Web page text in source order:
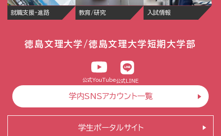
就職支援・進路 教育/研究 入試情報
徳島文理大学/徳島文理大学短期大学部
公式YouTube公式LINE
学内SNSアカウント一覧
学生ポータルサイト